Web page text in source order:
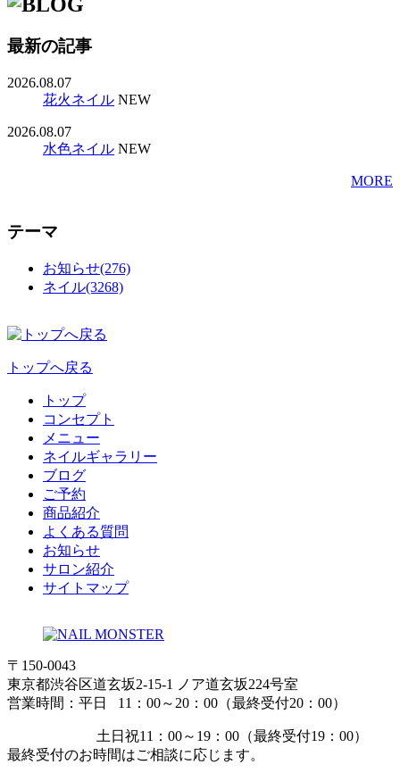
最新の記事
2026.08.07
花火ネイル NEW
2026.08.07
水色ネイル NEW
MORE
テーマ
お知らせ(276)
ネイル(3268)
トップへ戻る
トップ
コンセプト
メニュー
ネイルギャラリー
ブログ
ご予約
商品紹介
よくある質問
お知らせ
サロン紹介
サイトマップ
〒150-0043
東京都渋谷区道玄坂2-15-1 ノア道玄坂224号室
営業時間：平日 11：00～20：00（最終受付20：00）
土日祝11：00～19：00（最終受付19：00）
最終受付のお時間はご相談に応じます。